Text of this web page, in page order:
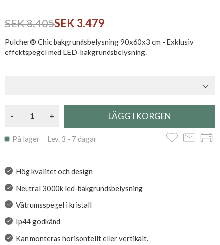
SEK 8.405SEK 3.479
Pulcher® Chic bakgrundsbelysning 90x60x3 cm - Exklusiv
effektspegel med LED-bakgrundsbelysning.
- +
På lager Lev. 3 - 7 dagar
Hög kvalitet och design
Neutral 3000k led-bakgrundsbelysning
Våtrumsspegel i kristall
Ip44 godkänd
Kan monteras horisontellt eller vertikalt.